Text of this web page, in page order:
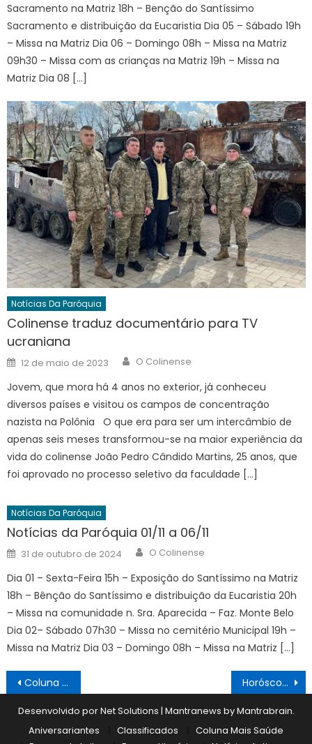
Sacramento na Matriz 18h – Benção do Santíssimo
Sacramento e distribuição da Eucaristia Dia 05 – Sábado 19h
– Missa na Matriz Dia 06 – Domingo 08h – Missa na Matriz
09h30 – Missa com as crianças na Matriz 19h – Missa na
Matriz Dia 08 […]
Notícias Da Paróquia
Colinense traduz documentário para TV
ucraniana
Posted
on
12 de maio de 2023 Author
O Colinense
Jovem, que mora há 4 anos no exterior, já conheceu
diversos países e visitou os campos de concentração
nazista na Polônia O que era para ser um intercâmbio de
apenas seis meses transformou-se na maior experiência da
vida do colinense João Pedro Cândido Martins, 25 anos, que
foi aprovado no processo seletivo da faculdade […]
Notícias Da Paróquia
Notícias da Paróquia 01/11 a 06/11
Posted
on
31 de outubro de 2024 Author
O Colinense
Dia 01 – Sexta-Feira 15h – Exposição do Santíssimo na Matriz
18h – Bênção do Santíssimo e distribuição da Eucaristia 20h
– Missa na comunidade n. Sra. Aparecida – Faz. Monte Belo
Dia 02– Sábado 07h30 – Missa no cemitério Municipal 19h –
Missa na Matriz Dia 03 – Domingo 08h – Missa na Matriz […]
Navegação
de
Post
Coluna Mais Saúde 26/01 Horóscopo 26/01 a 01/02
Desenvolvido por Net Solutions | Mantranews byMantrabrain.
Aniversariantes
Classificados
Coluna Mais Saúde